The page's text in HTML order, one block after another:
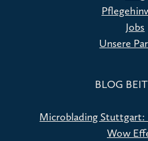
Jobs
Unsere
BLOG
Microblading
Wow